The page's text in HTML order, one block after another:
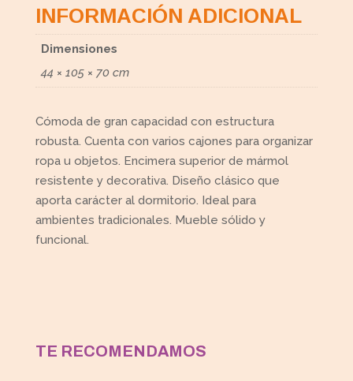
INFORMACIÓN ADICIONAL
Dimensiones
44 × 105 × 70 cm
Cómoda de gran capacidad con estructura
robusta. Cuenta con varios cajones para organizar
ropa u objetos. Encimera superior de mármol
resistente y decorativa. Diseño clásico que
aporta carácter al dormitorio. Ideal para
ambientes tradicionales. Mueble sólido y
funcional.
TE RECOMENDAMOS